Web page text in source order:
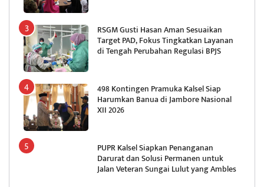
RSGM Gusti Hasan Aman Sesuaikan
Target PAD, Fokus Tingkatkan Layanan
di Tengah Perubahan Regulasi BPJS
498 Kontingen Pramuka Kalsel Siap
Harumkan Banua di Jambore Nasional
XII 2026
PUPR Kalsel Siapkan Penanganan
Darurat dan Solusi Permanen untuk
Jalan Veteran Sungai Lulut yang Ambles